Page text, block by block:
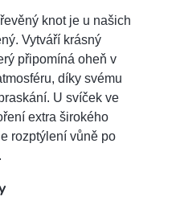
knot je u našich
Vytváří krásný
připomíná oheň v
díky svému
U svíček ve
extra širokého
rozptýlení vůně po